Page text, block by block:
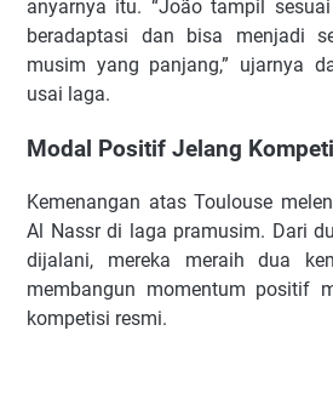
anyarnya itu. “João tampil
beradaptasi dan bisa menjadi
musim yang panjang,” ujarnya
usai laga.
Modal Positif Jelang
Kemenangan atas Toulouse
Al Nassr di laga pramusim. Dari
dijalani, mereka meraih dua
membangun momentum positif
kompetisi resmi.